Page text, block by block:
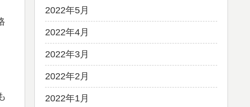
2022年5月
2022年4月
2022年3月
2022年2月
2022年1月